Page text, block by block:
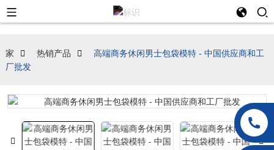
家 热销产品
高端商务休闲男士包袋模特 - 中国供应商和工
厂批发